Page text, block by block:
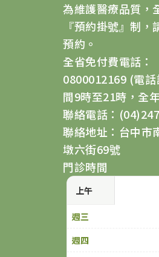
為維護醫療品質，
『預約掛號』制，
預約。
全省免付費電話：
0800012169 (電
間9時至21時，全年
聯絡電話：
聯絡地址：台中市
墩六街69號
門診時間
上午